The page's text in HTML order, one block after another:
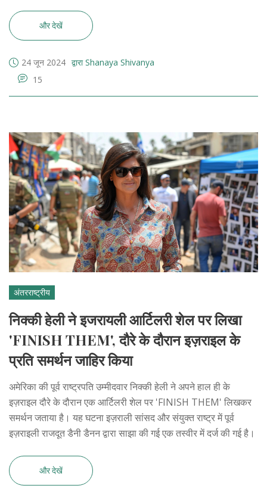
और देखें
24 जून 2024 द्वारा Shanaya Shivanya
15
अंतरराष्ट्रीय
निक्की हेली ने इजरायली आर्टिलरी शेल पर लिखा
'FINISH THEM', दौरे के दौरान इज़राइल के
प्रति समर्थन जाहिर किया
अमेरिका की पूर्व राष्ट्रपति उम्मीदवार निक्की हेली ने अपने हाल ही के
इज़राइल दौरे के दौरान एक आर्टिलरी शेल पर 'FINISH THEM' लिखकर
समर्थन जताया है। यह घटना इज़राली सांसद और संयुक्त राष्ट्र में पूर्व
इज़राइली राजदूत डैनी डैनन द्वारा साझा की गई एक तस्वीर में दर्ज की गई है।
और देखें